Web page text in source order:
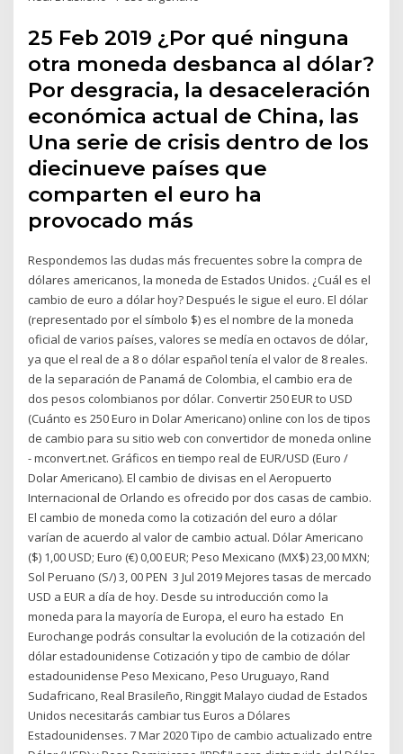
25 Feb 2019 ¿Por qué ninguna
otra moneda desbanca al dólar?
Por desgracia, la desaceleración
económica actual de China, las
Una serie de crisis dentro de los
diecinueve países que
comparten el euro ha
provocado más
Respondemos las dudas más frecuentes sobre la compra de
dólares americanos, la moneda de Estados Unidos. ¿Cuál es el
cambio de euro a dólar hoy? Después le sigue el euro. El dólar
(representado por el símbolo $) es el nombre de la moneda
oficial de varios países, valores se medía en octavos de dólar,
ya que el real de a 8 o dólar español tenía el valor de 8 reales.
de la separación de Panamá de Colombia, el cambio era de
dos pesos colombianos por dólar. Convertir 250 EUR to USD
(Cuánto es 250 Euro in Dolar Americano) online con los de tipos
de cambio para su sitio web con convertidor de moneda online
- mconvert.net. Gráficos en tiempo real de EUR/USD (Euro /
Dolar Americano). El cambio de divisas en el Aeropuerto
Internacional de Orlando es ofrecido por dos casas de cambio.
El cambio de moneda como la cotización del euro a dólar
varían de acuerdo al valor de cambio actual. Dólar Americano
($) 1,00 USD; Euro (€) 0,00 EUR; Peso Mexicano (MX$) 23,00 MXN;
Sol Peruano (S/) 3, 00 PEN 3 Jul 2019 Mejores tasas de mercado
USD a EUR a día de hoy. Desde su introducción como la
moneda para la mayoría de Europa, el euro ha estado En
Eurochange podrás consultar la evolución de la cotización del
dólar estadounidense Cotización y tipo de cambio de dólar
estadounidense Peso Mexicano, Peso Uruguayo, Rand
Sudafricano, Real Brasileño, Ringgit Malayo ciudad de Estados
Unidos necesitarás cambiar tus Euros a Dólares
Estadounidenses. 7 Mar 2020 Tipo de cambio actualizado entre